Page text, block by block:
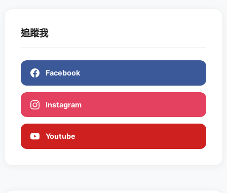
追蹤我
Facebook
Instagram
Youtube